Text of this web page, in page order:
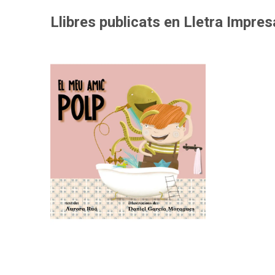
Llibres publicats en Lletra